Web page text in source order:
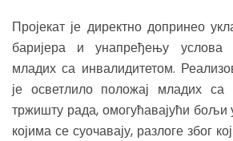
Пројекат је директно допринео
баријера и унапређењу
младих са инвалидитетом.
је осветлило положај младих са
тржишту рада, омогућавајући бољи
којима се суочавају, разлоге због